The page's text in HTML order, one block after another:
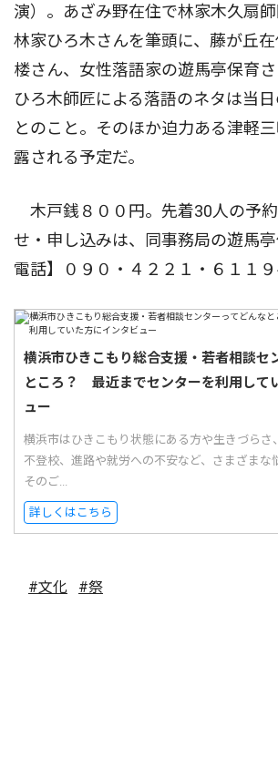
演）。あざみ野在住で林家木久扇師
林家ひろ木さんを筆頭に、藤が丘
楼さん、女性落語家の遊馬亭保育さ
ひろ木師匠による落語のネタは当日
とのこと。そのほか迫力ある津軽
露される予定だ。
木戸銭８００円。先着30人の予
せ・申し込みは、同事務局の遊馬
電話】０９０・４２２１・６１１９
横浜市ひきこもり総合支援・若者相談セ
ところ？ 最近までセンターを利用して
ュー
横浜市はひきこもり状態にある方や生きづらさ
不登校、進路や就労への不安など、さまざまな
そのご...
詳しくはこちら
#文化 #祭